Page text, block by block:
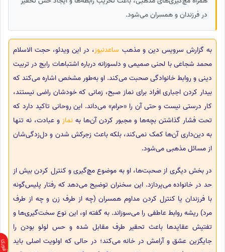
در فرزندان و همسران می‌شود.
به گزارش سرویس دین و مذهب ساعدنیوز، در این ویدئو، حجت الاسلام
محمد شجاعی با لحنی صمیمی و دلسوزانه درباره اشتباهات رایج در تربیت
دینی و روابط خانوادگی صحبت می‌کند. او به‌طور مشخص اشاره می‌کند که
بیدار کردن اجباری افراد برای نماز صبح، زمانی که خودشان راضی نیستند،
کار درستی نیست و حتی آن را «حرام» می‌داند. این روحانی تاکید دارد که
تحت فشار گذاشتن بچه‌ها و مجبور کردن آن‌ها به نماز و عبادت، نه تنها
به دین‌داری آن‌ها کمک نمی‌کند، بلکه باعث زجرکش شدن و دل‌زدگی‌شان
از مسائل مذهبی می‌شود.
در بخش دیگری از صحبت‌ها، او به موضوع مچ‌گیری و کنترل کردن بیش از
حد در خانواده می‌پردازد. این سخنران توضیح می‌دهد که رفتار پلیس‌گونه
با فرزندان یا کنترل کردن مداوم همسران (چه از طرف زن و چه از طرف
مرد) ریشه روابط عاطفی را می‌سوزاند. به گفته او، این نوع سخت‌گیری‌ها و
تفتیش عقایدها باعث تحقیر طرف مقابل شده و حس لولو بودن را
جایگزین عشق و آرامش در خانه می‌کند؛ در حالی که اولویت اصلی باید